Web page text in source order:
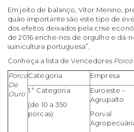
Em jeito de balanço, Vítor Menino,
quão importante são este tipo de
dos efeitos deixados pela crise
de 2016 enche-nos de orgulho e dá-
suinicultura portuguesa”.
Conheça a lista de Vencedores
Porco
De
Ouro
Categoria Empresa
1.ª Categoria
(de 10 a 350
porcas)
Euroeste –
Agrupalto
Porval